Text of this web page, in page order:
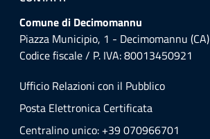
Comune di Decimomannu
Piazza Municipio, 1 - Decimomannu (CA)
Codice fiscale / P. IVA: 80013450921
Ufficio Relazioni con il Pubblico
Posta Elettronica Certificata
Centralino unico: +39 070966701